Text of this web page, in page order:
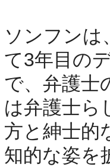
ソンフンは
て3年目の
で、弁護士
は弁護士ら
方と紳士的
知的な姿を